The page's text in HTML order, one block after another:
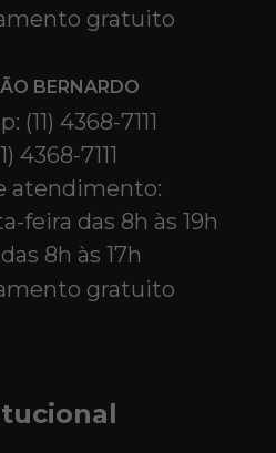
gratuito
BERNARDO
(11) 4368-7111
4368-7111
atendimento:
feira das 8h às 19h
8h às 17h
gratuito